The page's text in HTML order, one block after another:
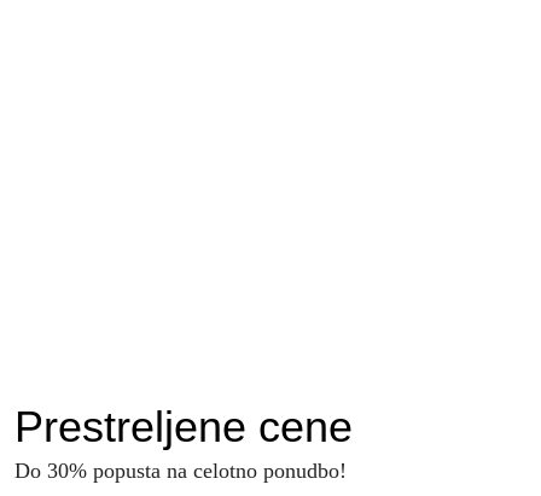
Prestreljene cene
Do 30% popusta na celotno ponudbo!